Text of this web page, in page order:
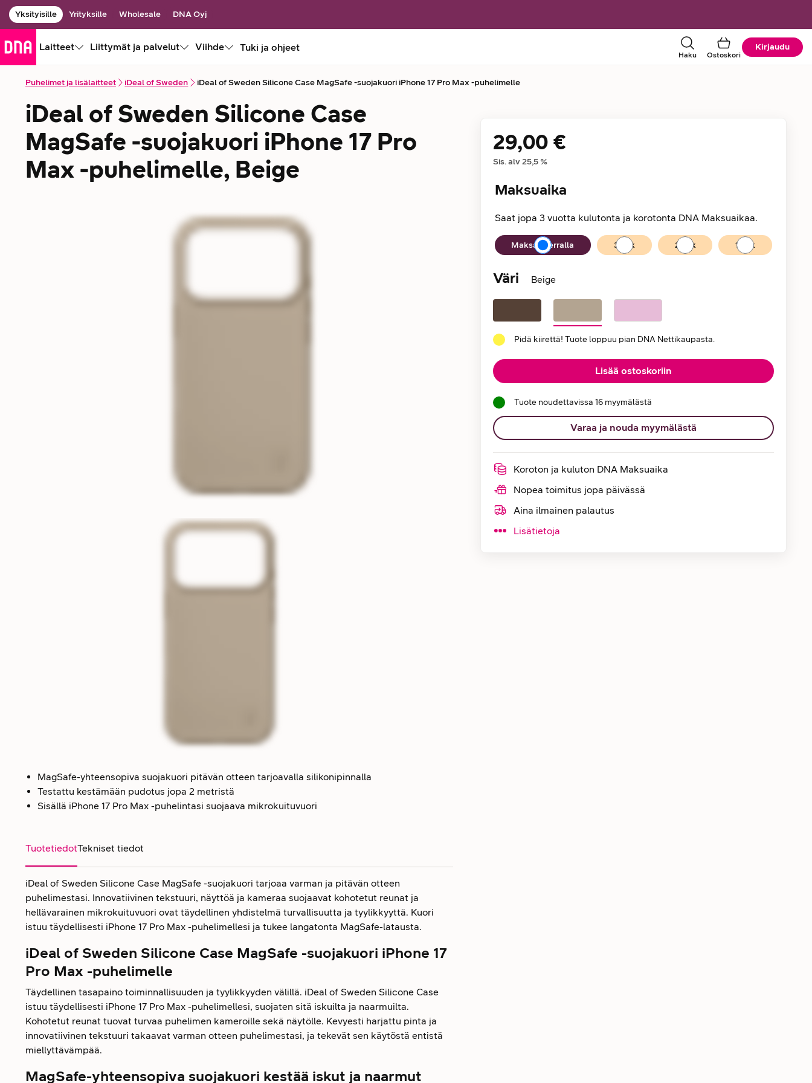
Yksityisille Yrityksille Wholesale DNA Oyj
Laitteet Liittymät ja palvelut Viihde Tuki ja ohjeet
Haku Ostoskori
Kirjaudu
Puhelimet ja lisälaitteet iDeal of Sweden iDeal of Sweden Silicone Case MagSafe -suojakuori iPhone 17 Pro Max -puhelimelle
iDeal of Sweden Silicone Case
MagSafe -suojakuori iPhone 17 Pro
Max -puhelimelle, Beige
MagSafe-yhteensopiva suojakuori pitävän otteen tarjoavalla silikonipinnalla
Testattu kestämään pudotus jopa 2 metristä
Sisällä iPhone 17 Pro Max -puhelintasi suojaava mikrokuituvuori
TuotetiedotTekniset tiedot
iDeal of Sweden Silicone Case MagSafe -suojakuori tarjoaa varman ja pitävän otteen
puhelimestasi. Innovatiivinen tekstuuri, näyttöä ja kameraa suojaavat kohotetut reunat ja
hellävarainen mikrokuituvuori ovat täydellinen yhdistelmä turvallisuutta ja tyylikkyyttä. Kuori
istuu täydellisesti iPhone 17 Pro Max -puhelimellesi ja tukee langatonta MagSafe-latausta.
iDeal of Sweden Silicone Case MagSafe -suojakuori iPhone 17
Pro Max -puhelimelle
Täydellinen tasapaino toiminnallisuuden ja tyylikkyyden välillä. iDeal of Sweden Silicone Case
istuu täydellisesti iPhone 17 Pro Max -puhelimellesi, suojaten sitä iskuilta ja naarmuilta.
Kohotetut reunat tuovat turvaa puhelimen kameroille sekä näytölle. Kevyesti harjattu pinta ja
innovatiivinen tekstuuri takaavat varman otteen puhelimestasi, ja tekevät sen käytöstä entistä
miellyttävämpää.
MagSafe-yhteensopiva suojakuori kestää iskut ja naarmut
Hintatiedot
29,00 €
Sis. alv 25,5%
Maksuaika
Saat jopa 3 vuotta kulutonta ja korotonta DNA Maksuaikaa.
Maksuaika
Maksan kerralla 36 kk 24 kk 12 kk
Väri Beige
Pidä kiirettä! Tuote loppuu pian DNA Nettikaupasta.
Lisää ostoskoriin
Tuote noudettavissa 16 myymälästä
Varaa ja nouda myymälästä
Koroton ja kuluton DNA Maksuaika
Nopea toimitus jopa päivässä
Aina ilmainen palautus
Lisätietoja